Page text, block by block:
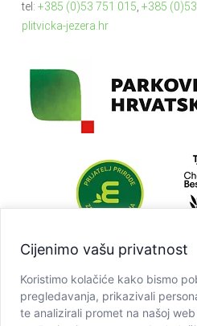
Cijenimo vašu privatnost
Koristimo kolačiće kako bismo
pregledavanja, prikazivali
te analizirali promet na našoj
tel: +385 (0)53 751 015, +385
plitvicka-jezera.hr